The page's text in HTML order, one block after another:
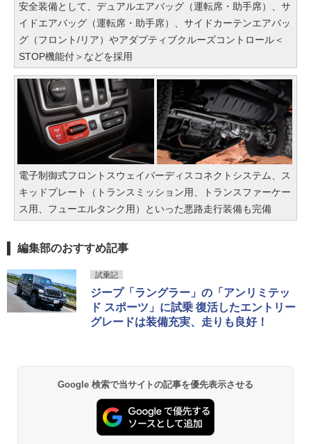
安全装備として、デュアルエアバッグ（運転席・助手席）、サ
イドエアバッグ（運転席・助手席）、サイドカーテンエアバッ
グ（フロント/リア）やアダプティブクルーズコントロール＜
STOP機能付＞などを採用
電子制御式フロントスウェイバーディスコネクトシステム、ス
キッドプレート（トランスミッション用、トランスファーケー
ス用、フューエルタンク用）といった悪路走行装備も完備
編集部のおすすめ記事
試乗記
ジープ「ラングラー」の「アンリミテッ
ド スポーツ」に試乗 復活したエントリー
グレードは装備充実、走りも良好！
Google 検索で当サイトの記事を優先表示させる